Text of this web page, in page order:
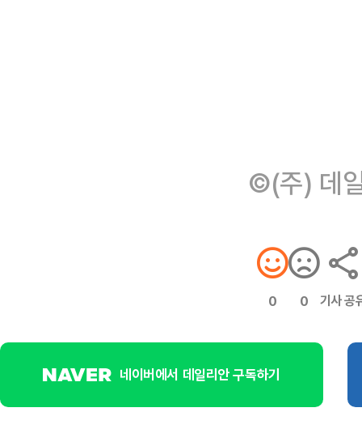
©(주) 데
0 0 기사 공
네이버에서 데일리안 구독하기